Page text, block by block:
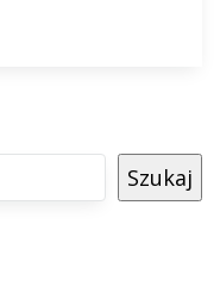
Szukaj